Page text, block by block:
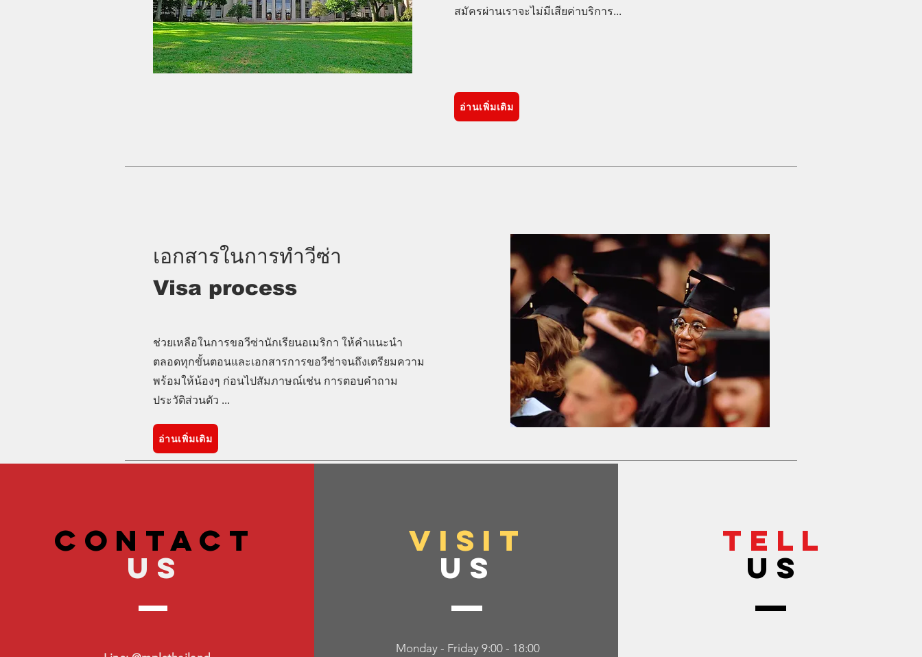
สมัครผ่านเราจะไม่มีเสียค่าบริการ...
อ่านเพิ่มเติม
เอกสารในการทำวีซ่า
Visa process
ช่วยเหลือในการขอวีซ่านักเรียนอเมริกา ให้คำแนะนำ
ตลอดทุกขั้นตอนและเอกสารการขอวีซ่าจนถึงเตรียมความ
พร้อมให้น้องๆ ก่อนไปสัมภาษณ์เช่น การตอบคำถาม
ประวัติส่วนตัว ...
อ่านเพิ่มเติม
CONTACT
US
VISIT
US
Monday - Friday 9:00 - 18:00
TELL
US